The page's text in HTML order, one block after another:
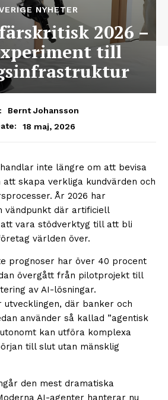
NYHETER
2026 –
till
Bernt Johansson
18 maj, 2026
inte längre om att bevisa
skapa verkliga kundvärden och
År 2026 har
vändpunkt där artificiell
vara stödverktyg till att bli
världen över.
prognoser har över 40 procent
övergått från pilotprojekt till
av AI-lösningar.
utvecklingen, där banker och
använder så kallad ”agentisk
kan utföra komplexa
till slut utan mänsklig
den mest dramatiska
AI-agenter hanterar nu